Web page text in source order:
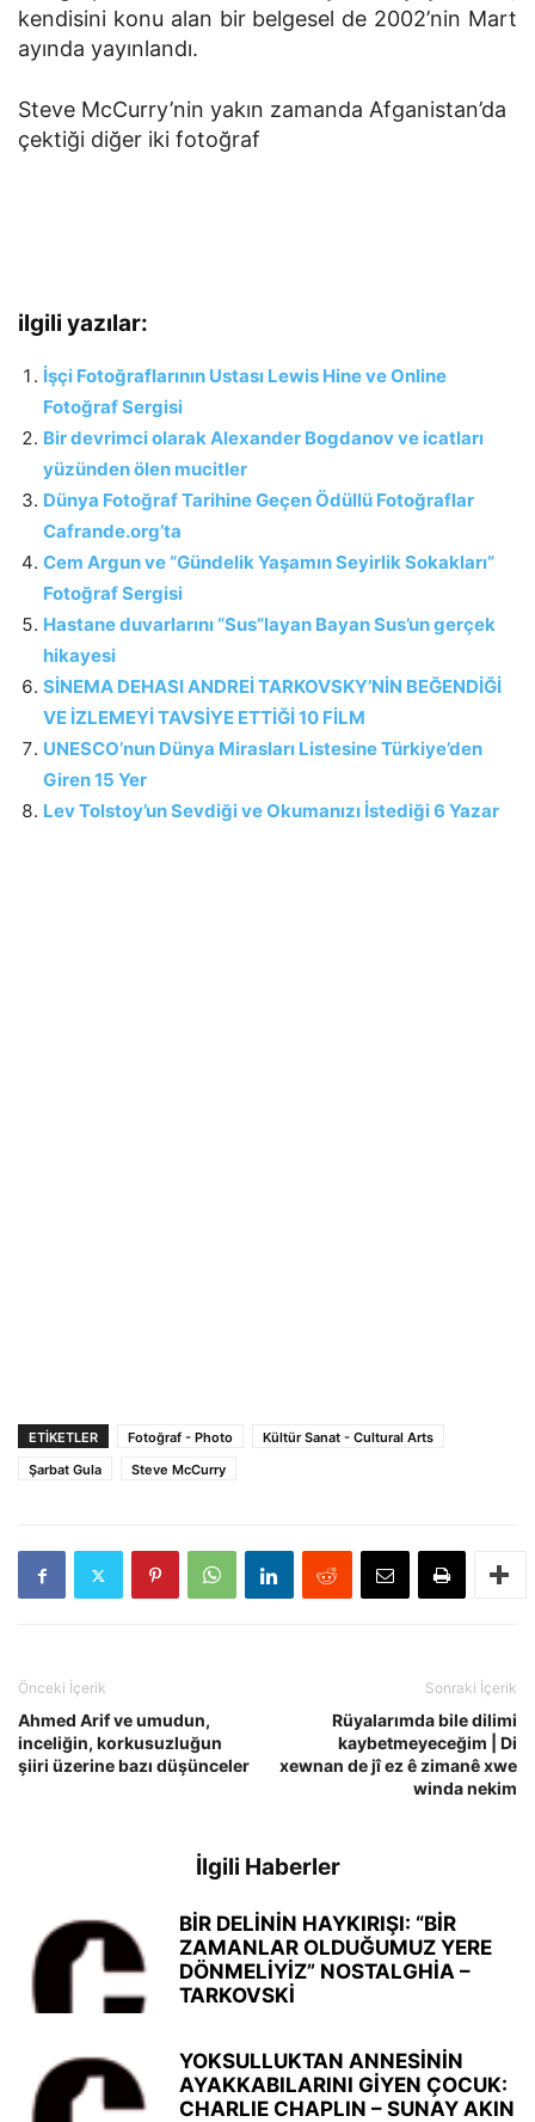
kendisini konu alan bir belgesel de 2002’nin Mart
ayında yayınlandı.
Steve McCurry’nin yakın zamanda Afganistan’da
çektiği diğer iki fotoğraf
ilgili yazılar:
İşçi Fotoğraflarının Ustası Lewis Hine ve Online
Fotoğraf Sergisi
Bir devrimci olarak Alexander Bogdanov ve icatları
yüzünden ölen mucitler
Dünya Fotoğraf Tarihine Geçen Ödüllü Fotoğraflar
Cafrande.org’ta
Cem Argun ve “Gündelik Yaşamın Seyirlik Sokakları”
Fotoğraf Sergisi
Hastane duvarlarını “Sus”layan Bayan Sus’un gerçek
hikayesi
SİNEMA DEHASI ANDREİ TARKOVSKY’NİN BEĞENDİĞİ
VE İZLEMEYİ TAVSİYE ETTİĞİ 10 FİLM
UNESCO’nun Dünya Mirasları Listesine Türkiye’den
Giren 15 Yer
Lev Tolstoy’un Sevdiği ve Okumanızı İstediği 6 Yazar
ETIKETLER Fotoğraf - Photo
Kültür Sanat - Cultural Arts
Şarbat Gula
Steve McCurry
Önceki İçerik
Ahmed Arif ve umudun,
inceliğin, korkusuzluğun
şiiri üzerine bazı düşünceler
Sonraki İçerik
Rüyalarımda bile dilimi
kaybetmeyeceğim | Di
xewnan de jî ez ê zimanê xwe
winda nekim
İlgili Haberler
BİR DELİNİN HAYKIRIŞI: “BİR
ZAMANLAR OLDUĞUMUZ YERE
DÖNMELİYİZ” NOSTALGHİA –
TARKOVSKİ
YOKSULLUKTAN ANNESİNİN
AYAKKABILARINI GİYEN ÇOCUK:
CHARLIE CHAPLIN – SUNAY AKIN